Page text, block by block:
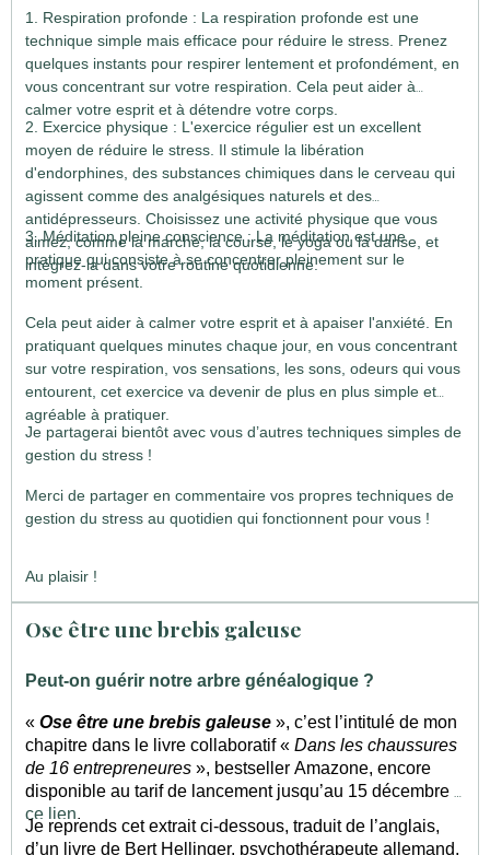
1. Respiration profonde : La respiration profonde est une
technique simple mais efficace pour réduire le stress. Prenez
quelques instants pour respirer lentement et profondément, en
vous concentrant sur votre respiration. Cela peut aider à
calmer votre esprit et à détendre votre corps.
2. Exercice physique : L'exercice régulier est un excellent
moyen de réduire le stress. Il stimule la libération
d'endorphines, des substances chimiques dans le cerveau qui
agissent comme des analgésiques naturels et des
antidépresseurs. Choisissez une activité physique que vous
aimez, comme la marche, la course, le yoga ou la danse, et
intégrez-la dans votre routine quotidienne.
3. Méditation pleine conscience : La méditation est une
pratique qui consiste à se concentrer pleinement sur le
moment présent.
Cela peut aider à calmer votre esprit et à apaiser l'anxiété. En
pratiquant quelques minutes chaque jour, en vous concentrant
sur votre respiration, vos sensations, les sons, odeurs qui vous
entourent, cet exercice va devenir de plus en plus simple et
agréable à pratiquer.
Je partagerai bientôt avec vous d’autres techniques simples de
gestion du stress !
Merci de partager en commentaire vos propres techniques de
gestion du stress au quotidien qui fonctionnent pour vous !
Au plaisir !
Ose être une brebis galeuse
Peut-on guérir notre arbre généalogique ?
« Ose être une brebis galeuse », c’est l’intitulé de mon
chapitre dans le livre collaboratif « Dans les chaussures
de 16 entrepreneures », bestseller Amazone, encore
disponible au tarif de lancement jusqu’au 15 décembre
ce lien.
Je reprends cet extrait ci-dessous, traduit de l’anglais,
d’un livre de Bert Hellinger, psychothérapeute allemand,